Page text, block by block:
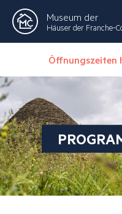
Museum der
Häuser der Franche-
Öffnungszeiten